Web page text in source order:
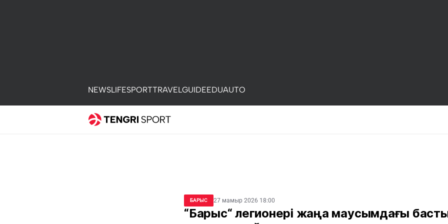
NEWSLIFESPORTTRAVELGUIDEEDUAUTO
БАРЫС 27 мамыр 2026 18:00
“Барыс“ легионері жаңа маусымдағы